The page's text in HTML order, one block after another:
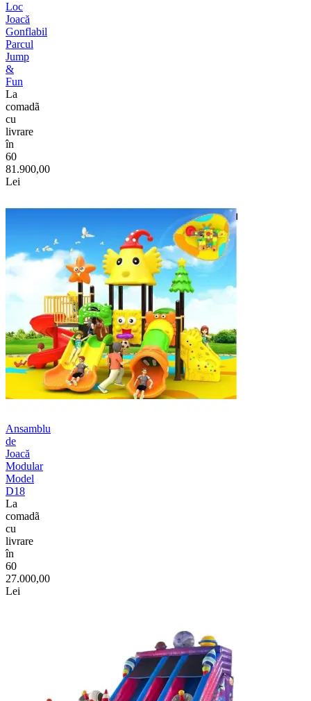
Loc
Joacă
Gonflabil
Parcul
Jump
&
Fun
La
comadã
cu
livrare
în
60
81.900,00
Lei
Ansamblu
de
Joacă
Modular
Model
D18
La
comadã
cu
livrare
în
60
27.000,00
Lei